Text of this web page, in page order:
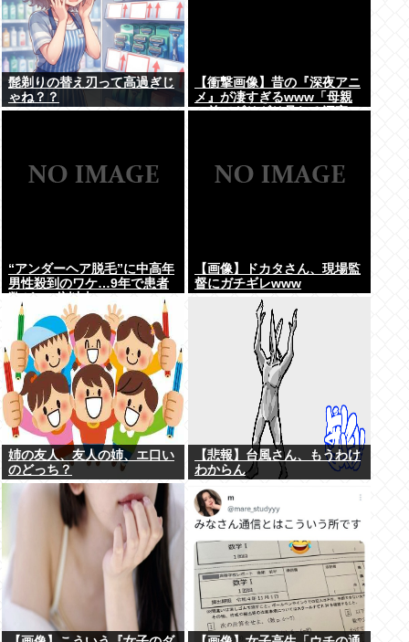
髭剃りの替え刃って高過ぎじ
ゃね？？
【衝撃画像】昔の『深夜アニ
メ』が凄すぎるwww「母親
の前でギリギリ見れる深夜ア
“アンダーヘア脱毛”に中高年
男性殺到のワケ…9年で患者
数が200倍以上
【画像】ドカタさん、現場監
督にガチギレwww
姉の友人、友人の姉、エ口い
のどっち？
【悲報】台風さん、もうわけ
わからん